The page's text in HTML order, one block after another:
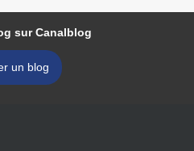
sur Canalblog
un blog